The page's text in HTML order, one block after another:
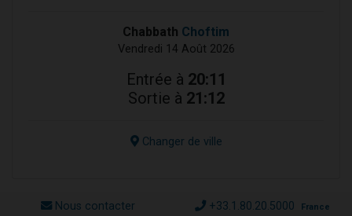
Chabbath Choftim
Vendredi 14 Août 2026
Entrée à 20:11
Sortie à 21:12
Changer de ville
Nous contacter +33.1.80.20.5000 France